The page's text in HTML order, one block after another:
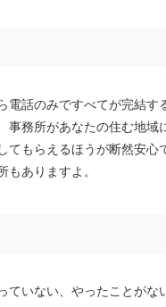
電話のみですべてが完結
務所があなたの住む地域
もらえるほうが断然安心
ありますよ。
いない、やったことがな